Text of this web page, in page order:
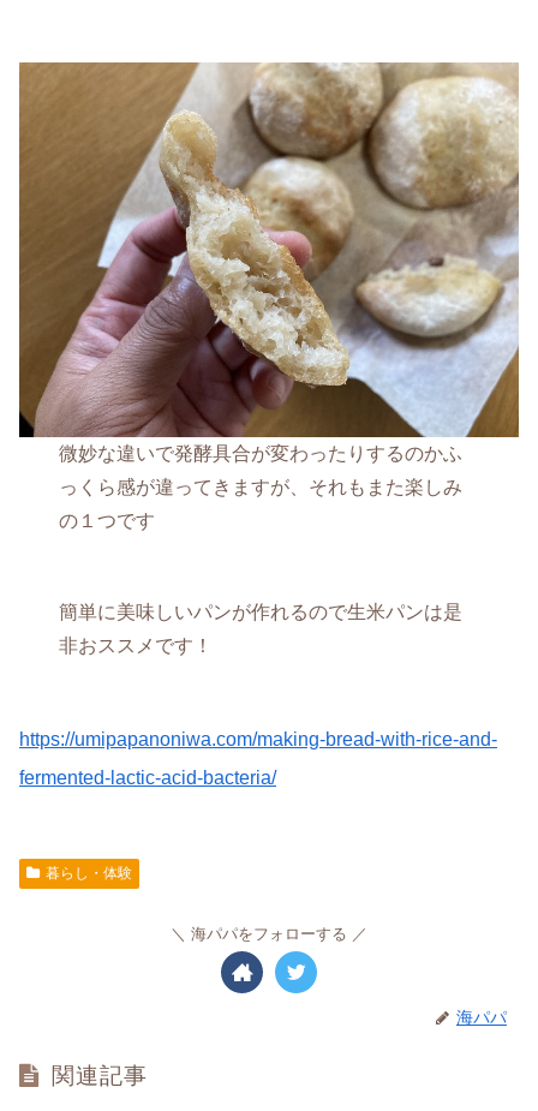
微妙な違いで発酵具合が変わったりするのかふ
っくら感が違ってきますが、それもまた楽しみ
の１つです
簡単に美味しいパンが作れるので生米パンは是
非おススメです！
https://umipapanoniwa.com/making-bread-with-rice-and-
fermented-lactic-acid-bacteria/
暮らし・体験
海パパをフォローする
海パパ
関連記事